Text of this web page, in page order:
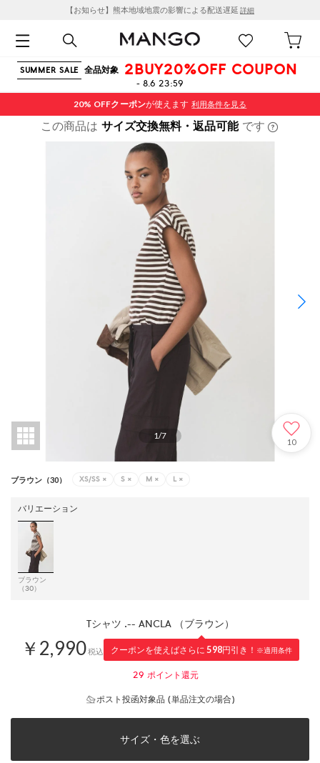
【お知らせ】熊本地域地震の影響による配送遅延 詳細
SUMMER SALE 全品対象 2BUY20%OFF COUPON
- 8.6 23:59
20% OFFクーポンが使えます 利用条件を見る
この商品は サイズ交換無料・返品可能 です
1/7
10
ブラウン（30） XS/SS × S × M × L ×
バリエーション
ブラウン
（30）
Tシャツ .-- ANCLA （ブラウン）
￥2,990税込 クーポンを使えばさらに598円引き！ ※適用条件
29 ポイント還元
ポスト投函対象品 (単品注文の場合)
サイズ・色を選ぶ